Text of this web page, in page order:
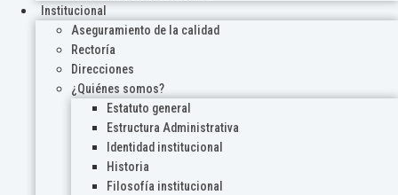
Institucional
Aseguramiento de la calidad
Rectoría
Direcciones
¿Quiénes somos?
Estatuto general
Estructura Administrativa
Identidad institucional
Historia
Filosofía institucional